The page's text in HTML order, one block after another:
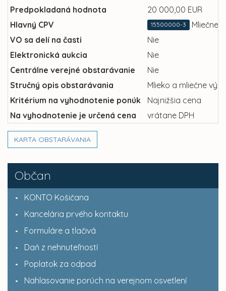
Občan
KONTO Košičana
Kancelária prvého kontaktu
Formuláre a tlačivá
Daň z nehnuteľností
Poplatok za odpad
Nahlasovanie porúch na verejnom osvetlení
Predpokladaná hodnota
20 000,00 EUR
Hlavný CPV
15500000-3
Mliečne
VO sa delí na časti
Nie
Elektronická aukcia
Nie
Centrálne verejné obstarávanie
Nie
Stručný opis obstarávania
Mlieko a mliečne
Kritérium na vyhodnotenie ponúk
Najnižšia cena
Na vyhodnotenie je určená cena
vrátane DPH
KARTA OBSTARÁVANIA